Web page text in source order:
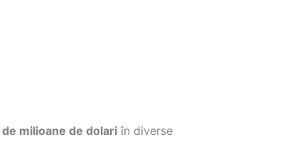
milioane de dolari în diverse